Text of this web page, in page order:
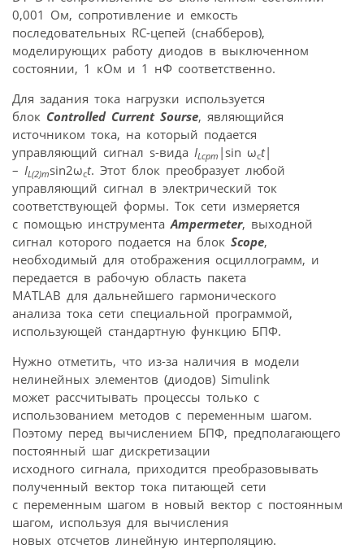
0,001 Ом, сопротивление и емкость
последовательных RC-цепей (снабберов),
моделирующих работу диодов в выключенном
состоянии, 1 кОм и 1 нФ соответственно.
Для задания тока нагрузки используется
блок Controlled Current Sourse, являющийся
источником тока, на который подается
управляющий сигнал s-вида ILсрm |sin ωсt|
– IL(2)msin2ωсt. Этот блок преобразует любой
управляющий сигнал в электрический ток
соответствующей формы. Ток сети измеряется
с помощью инструментаAmpermeter, выходной
сигнал которого подается на блок Scope,
необходимый для отображения осциллограмм, и
передается в рабочую область пакета
MATLAB для дальнейшего гармонического
анализа тока сети специальной программой,
использующей стандартную функцию БПФ.
Нужно отметить, что из-за наличия в модели
нелинейных элементов (диодов) Simulink
может рассчитывать процессы только с
использованием методов с переменным шагом.
Поэтому перед вычислением БПФ, предполагающего
постоянный шаг дискретизации
исходного сигнала, приходится преобразовывать
полученный вектор тока питающей сети
с переменным шагом в новый вектор с постоянным
шагом, используя для вычисления
новых отсчетов линейную интерполяцию.